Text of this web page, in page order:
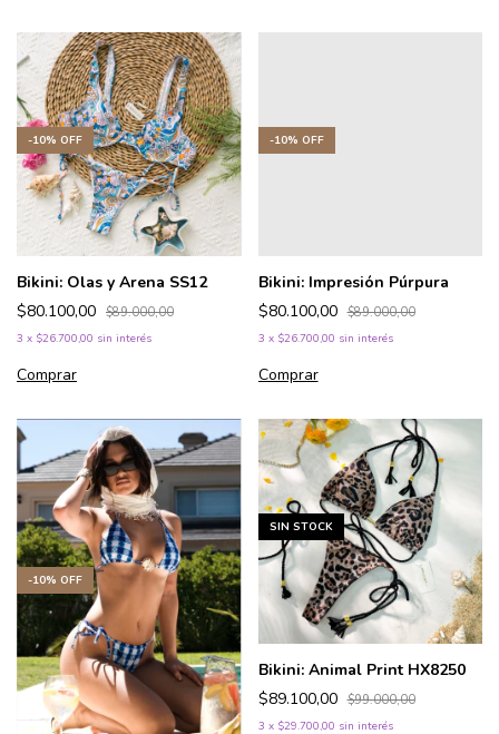
-10% OFF
Bikini: Olas y Arena SS12
$80.100,00 $89.000,00
3 x $26.700,00 sin interés
Comprar
-10% OFF
Bikini: Impresión Púrpura
$80.100,00 $89.000,00
3 x $26.700,00 sin interés
Comprar
-10% OFF
SIN STOCK
Bikini: Animal Print HX8250
$89.100,00 $99.000,00
3 x $29.700,00 sin interés